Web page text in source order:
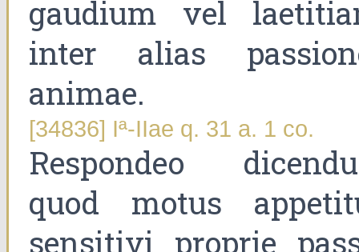
gaudium vel
inter alias
animae.
[34836] Iª-IIae q. 31 a. 1 co.
Respondeo
quod motus
sensitivi proprie